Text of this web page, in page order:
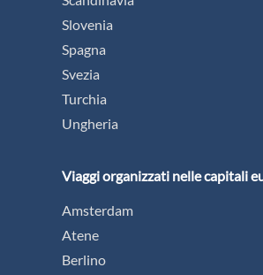
Slovenia
Spagna
Svezia
Turchia
Ungheria
Viaggi organizzati nelle capitali
Amsterdam
Atene
Berlino